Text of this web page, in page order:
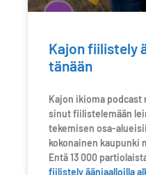
Kajon fiilistely
tänään
Kajon ikioma podcast
sinut fiilistelemään
tekemisen osa-
kokonainen kaupunki
Entä 13 000
fiilistely ääniaalloilla